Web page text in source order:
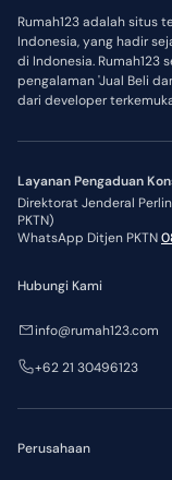
Rumah123 adalah situs
Indonesia, yang hadir
di Indonesia.
pengalaman 'Jual Beli
dari developer
Layanan Pengaduan
Direktorat Jenderal
PKTN)
WhatsApp Ditjen PKTN
Perusahaan
Hubungi Kami
info@rumah123.com
+62 21 30496123